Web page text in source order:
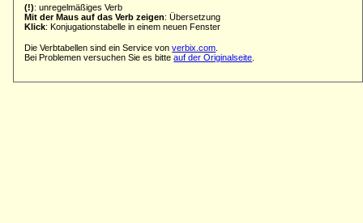
(!): unregelmäßiges Verb
Mit der Maus auf das Verb zeigen: Übersetzung
Klick: Konjugationstabelle in einem neuen Fenster
Die Verbtabellen sind ein Service vonverbix.com
Bei Problemen versuchen Sie es bitteauf der Originalseite